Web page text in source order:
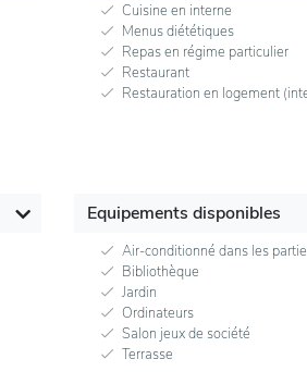
Cuisine en interne
Menus diététiques
Repas en régime particulier
Restaurant
Restauration en logement
Equipements disponibles
Air-conditionné dans les
Bibliothèque
Jardin
Ordinateurs
Salon jeux de société
Terrasse